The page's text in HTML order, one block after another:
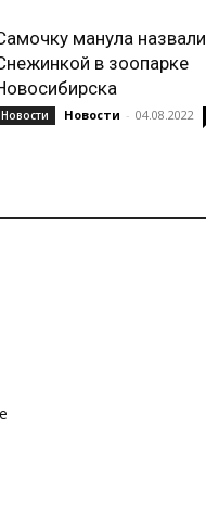
манула назвали
в зоопарке
Новости Новости - 04.08.2022